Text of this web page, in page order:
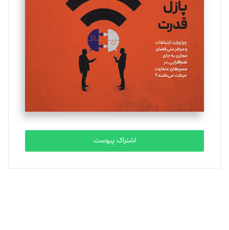
یسنا امان‌پور
تحریریه
ملینا جعفری
تحریریه
مصطفی مسجدی آرانی
تحریریه
بابک نقاش
تحریریه
اشتراک پیوست